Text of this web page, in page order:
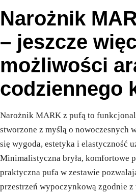
Narożnik
– jeszcze
możliwości
codziennego
Narożnik MARK z pufą to
stworzone z myślą o nowoczesnych
się wygoda, estetyka i elastyczność
Minimalistyczna bryła, komfortowe
praktyczna pufa w zestawie
przestrzeń wypoczynkową zgodnie z